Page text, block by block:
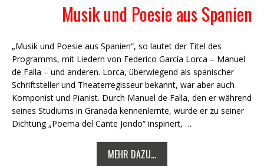
Musik und Poesie aus Spanien
„Musik und Poesie aus Spanien“, so lautet der Titel des
Programms, mit Liedern von Federico García Lorca – Manuel
de Falla – und anderen. Lorca, überwiegend als spanischer
Schriftsteller und Theaterregisseur bekannt, war aber auch
Komponist und Pianist. Durch Manuel de Falla, den er während
seines Studiums in Granada kennenlernte, wurde er zu seiner
Dichtung „Poema del Cante Jondo“ inspiriert, …
MEHR DAZU...